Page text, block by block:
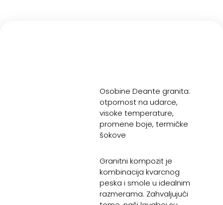
Osobine Deante granita:
otpornost na udarce,
visoke temperature,
promene boje, termičke
šokove
Granitni kompozit je
kombinacija kvarcnog
peska i smole u idealnim
razmerama. Zahvaljujući